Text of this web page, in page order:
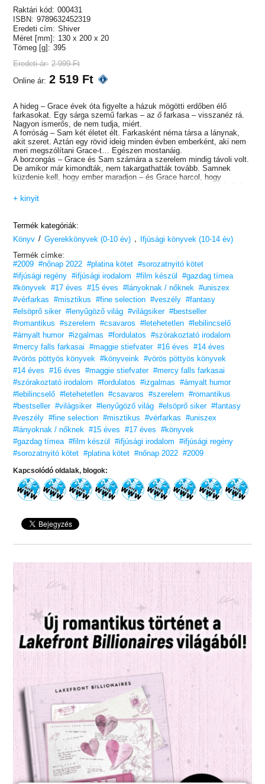
Raktári kód: 000431
ISBN: 9789632452319
Eredeti cím: Shiver
Méret [mm]: 130 x 200 x 20
Tömeg [g]: 395
Eredeti ár: 2 999 Ft
Online ár: 2 519 Ft
A hideg – Grace évek óta figyelte a házuk mögötti erdőben élő
farkasokat. Egy sárga szemű farkas – azőfarkasa – visszanéz rá.
Nagyon ismerős, de nem tudja, miért.
A forróság – Sam két életet élt. Farkasként néma társa a lánynak,
akit szeret. Aztán egy rövid ideig minden évben emberként, aki nem
meri megszólítani Grace-t… Egészen mostanáig.
A borzongás – Grace és Sam számára a szerelem mindig távoli volt.
De amikor már kimondták, nem takargathatták tovább. Samnek
küzdenie kell, hogy ember maradjon – és Grace harcol, hogy
megtartsa a fiút – még ha ez a múlt sebeit, a jelen törékenységét és
a képtelen jövőt jelenti is…
+ kinyit
Termék kategóriák:
Könyv / Gyerekkönyvek (0-10 év)
Ifjúsági könyvek (10-14 év)
Termék címke:
#2009 #nőnap 2022 #platina kötet #sorozatnyitó kötet
#ifjúsági regény #ifjúsági irodalom #film készül
#gazdag tímea
#könyvek
#17 éves #15 éves #lányoknak / nőknek
#uniszex
#vérfarkas
#misztikus #fine selection #veszély #fantasy
#elsöprő siker #lenyűgöző világ #világsiker #bestseller
#romantikus
#szerelem #csavaros #letehetetlen #lebilincselő
#árnyalt humor #izgalmas #fordulatos
#szórakoztató irodalom
#mercy falls farkasai
#maggie stiefvater #16 éves
#14 éves
#vörös pöttyös könyvek
#könyveink
#vörös pöttyös könyvek
#14 éves
#16 éves #maggie stiefvater #mercy falls farkasai
#szórakoztató irodalom
#fordulatos #izgalmas
#árnyalt humor
#lebilincselő #letehetetlen #csavaros #szerelem
#romantikus
#bestseller #világsiker #lenyűgöző világ #elsöprő siker #fantasy
#veszély #fine selection #misztikus #vérfarkas
#uniszex
#lányoknak / nőknek
#15 éves #17 éves
#könyvek
#gazdag tímea #film készül #ifjúsági irodalom
#ifjúsági regény
#sorozatnyitó kötet #platina kötet #nőnap 2022 #2009
Kapcsolódó oldalak, blogok: